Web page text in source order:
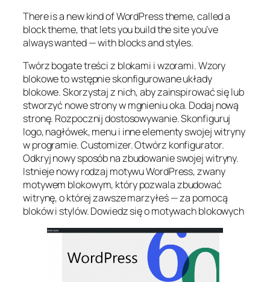
There is a new kind of WordPress theme, called a
block theme, that lets you build the site you’ve
always wanted — with blocks and styles.
Twórz bogate treści z blokami i wzorami. Wzory
blokowe to wstępnie skonfigurowane układy
blokowe. Skorzystaj z nich, aby zainspirować się lub
stworzyć nowe strony w mgnieniu oka. Dodaj nową
stronę. Rozpocznij dostosowywanie. Skonfiguruj
logo, nagłówek, menu i inne elementy swojej witryny
w programie. Customizer. Otwórz konfigurator.
Odkryj nowy sposób na zbudowanie swojej witryny.
Istnieje nowy rodzaj motywu WordPress, zwany
motywem blokowym, który pozwala zbudować
witrynę, o której zawsze marzyłeś — za pomocą
bloków i stylów. Dowiedz się o motywach blokowych